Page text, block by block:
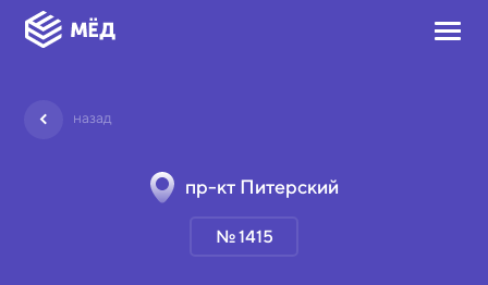
назад
пр-кт Питерский
№ 1415